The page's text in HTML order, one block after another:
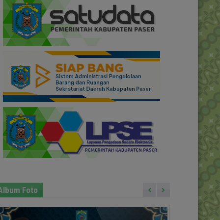
Foto